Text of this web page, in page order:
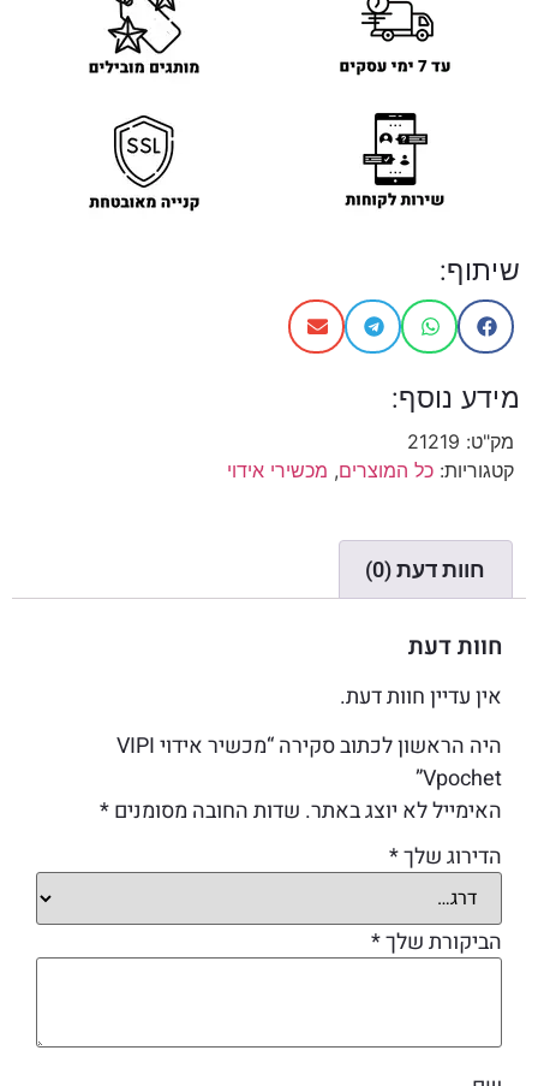
שיתוף:
מידע נוסף:
מק"ט: 21219
קטגוריות: כל המוצרים, מכשירי אידוי
חוות דעת (0)
חוות דעת
אין עדיין חוות דעת.
היה הראשון לכתוב סקירה “מכשיר אידוי VIPI
Vpochet”
האימייל לא יוצג באתר. שדות החובה מסומנים*
הדירוג שלך*
הביקורת שלך*